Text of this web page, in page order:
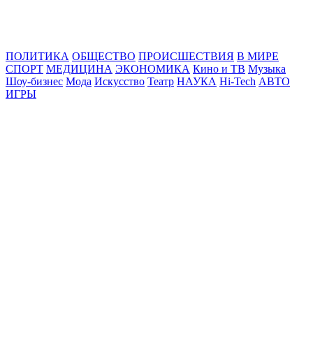
ПОЛИТИКА ОБЩЕСТВО ПРОИСШЕСТВИЯ В МИРЕ
СПОРТ МЕДИЦИНА ЭКОНОМИКА Кино и ТВ Музыка
Шоу-бизнес Мода Искусство Театр НАУКА Hi-Tech АВТО
ИГРЫ